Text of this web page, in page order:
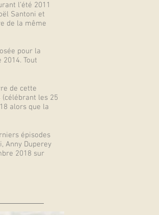
l’été 2011
Santoni et
de la même
pour la
Tout
de cette
les 25
alors que la
épisodes
Anny Duperey
2018 sur